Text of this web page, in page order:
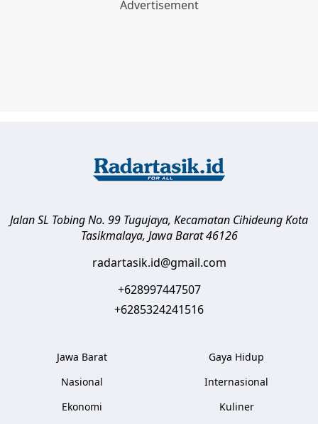
Jalan SL Tobing No. 99 Tugujaya, Kecamatan CihideungKota
Tasikmalaya, Jawa Barat 46126
radartasik.id@gmail.com
+628997447507
+6285324241516
Jawa Barat
Nasional
Ekonomi
Gaya Hidup
Internasional
Kuliner